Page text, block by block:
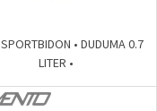
SPORTBIDON • DUDUMA 0.7
LITER •